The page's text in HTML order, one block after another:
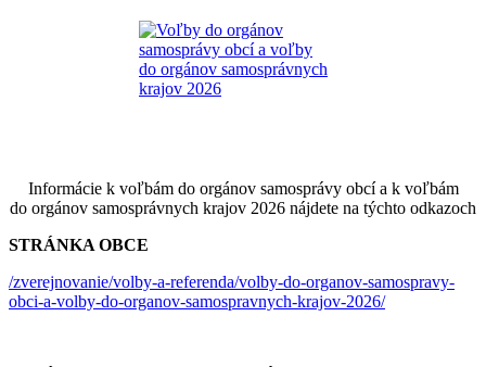
Informácie k voľbám do orgánov samosprávy obcí a k voľbám
do orgánov samosprávnych krajov 2026 nájdete na týchto odkazoch
STRÁNKA OBCE
/zverejnovanie/volby-a-referenda/volby-do-organov-samospravy-
obci-a-volby-do-organov-samospravnych-krajov-2026/